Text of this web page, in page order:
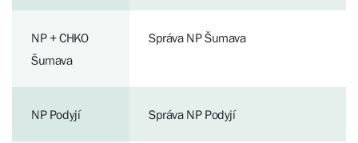
NP + CHKO
Šumava
Správa NP Šumava
NP Podyjí Správa NP Podyjí